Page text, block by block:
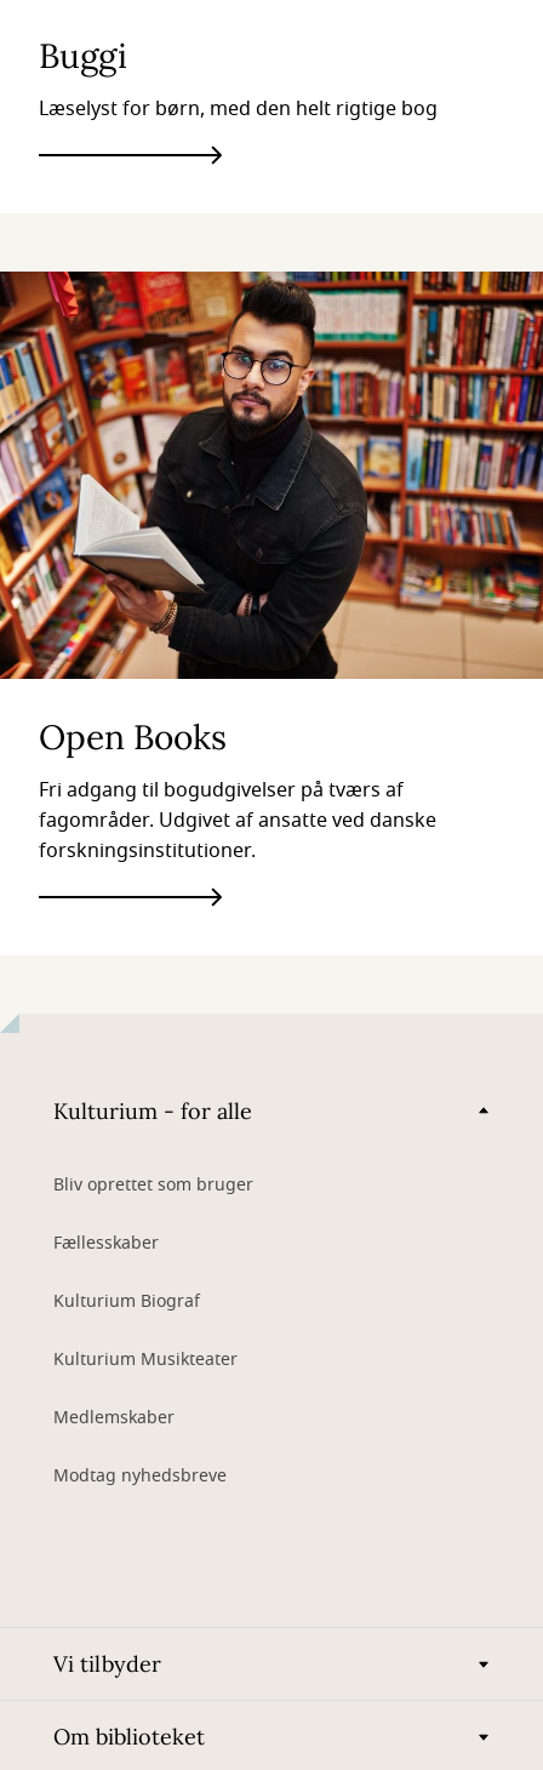
Buggi
Læselyst for børn, med den helt rigtige bog
Open Books
Fri adgang til bogudgivelser på tværs af
fagområder. Udgivet af ansatte ved danske
forskningsinstitutioner.
Kulturium - for alle
Bliv oprettet som bruger
Fællesskaber
Kulturium Biograf
Kulturium Musikteater
Medlemskaber
Modtag nyhedsbreve
Vi tilbyder
Om biblioteket